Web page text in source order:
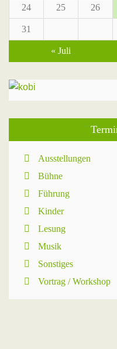
24 25 26
31
« Juli
Ausstellungen
Bühne
Führung
Kinder
Lesung
Musik
Sonstiges
Vortrag / Workshop